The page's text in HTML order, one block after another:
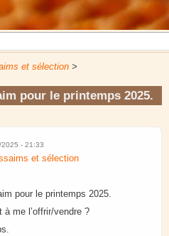
et sélection >
pour le printemps 2025.
- 21:33
et sélection
pour le printemps 2025.
à me l’offrir/vendre ?